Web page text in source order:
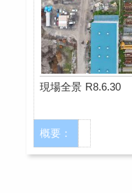
現場全景 R8.6.30
概要：